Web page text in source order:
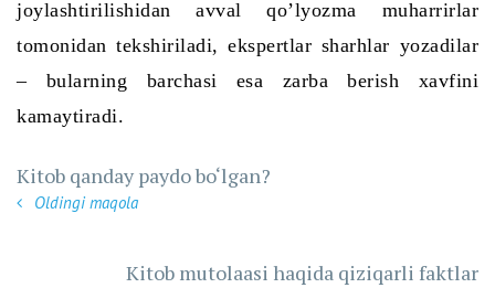
joylashtirilishidan avval qo’lyozma muharrirlar
tomonidan tekshiriladi, ekspertlar sharhlar yozadilar
– bularning barchasi esa zarba berish xavfini
kamaytiradi.
Kitob qanday paydo bo‘lgan?
Oldingi maqola
Kitob mutolaasi haqida qiziqarli faktlar